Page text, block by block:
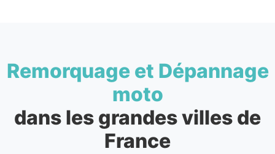
Remorquage et Dépannage
moto
dans les grandes villes de
France